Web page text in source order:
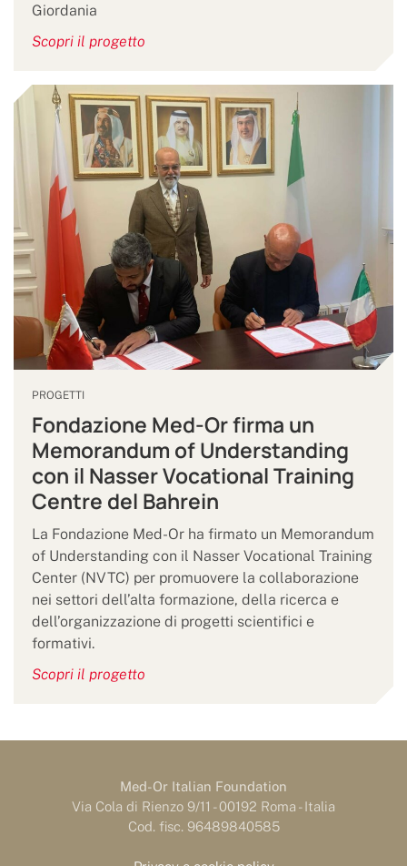
Giordania
Scopri il progetto
PROGETTI
Fondazione Med-Or firma un
Memorandum of Understanding
con il Nasser Vocational Training
Centre del Bahrein
La Fondazione Med-Or ha firmato un Memorandum
of Understanding con il Nasser Vocational Training
Center (NVTC) per promuovere la collaborazione
nei settori dell’alta formazione, della ricerca e
dell’organizzazione di progetti scientifici e
formativi.
Scopri il progetto
Med-Or Italian Foundation
Via Cola di Rienzo 9/11 - 00192 Roma - Italia
Cod. fisc. 96489840585